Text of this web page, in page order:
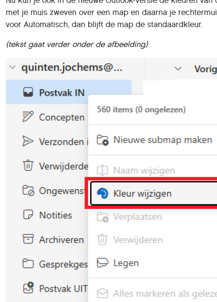
met je muis zweven over een map en daarna je
voor Automatisch, dan blijft de map de standaardkleur.
(tekst gaat verder onder de afbeelding)